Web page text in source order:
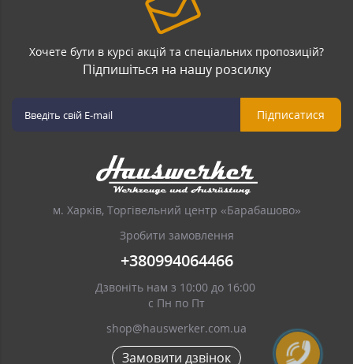
Хочете бути в курсі акцій та спеціальних пропозицій?
Підпишіться на нашу розсилку
Підписатися
м. Харків, Торгівельний центр «Барабашово»
Зробити замовлення
+380994064466
Дзвоніть нам з 10:00 до 16:00
с Пн по Пт
shop@hauswerker.com.ua
Замовити дзвінок